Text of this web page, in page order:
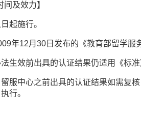
间及效力】
起施行。
年12月 30 日发布的《教育部留学服
效前出具的认证结果仍适用《标准
中心之前出具的认证结果如需复核
行。